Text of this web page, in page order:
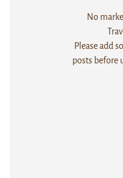
No
Please add
posts before